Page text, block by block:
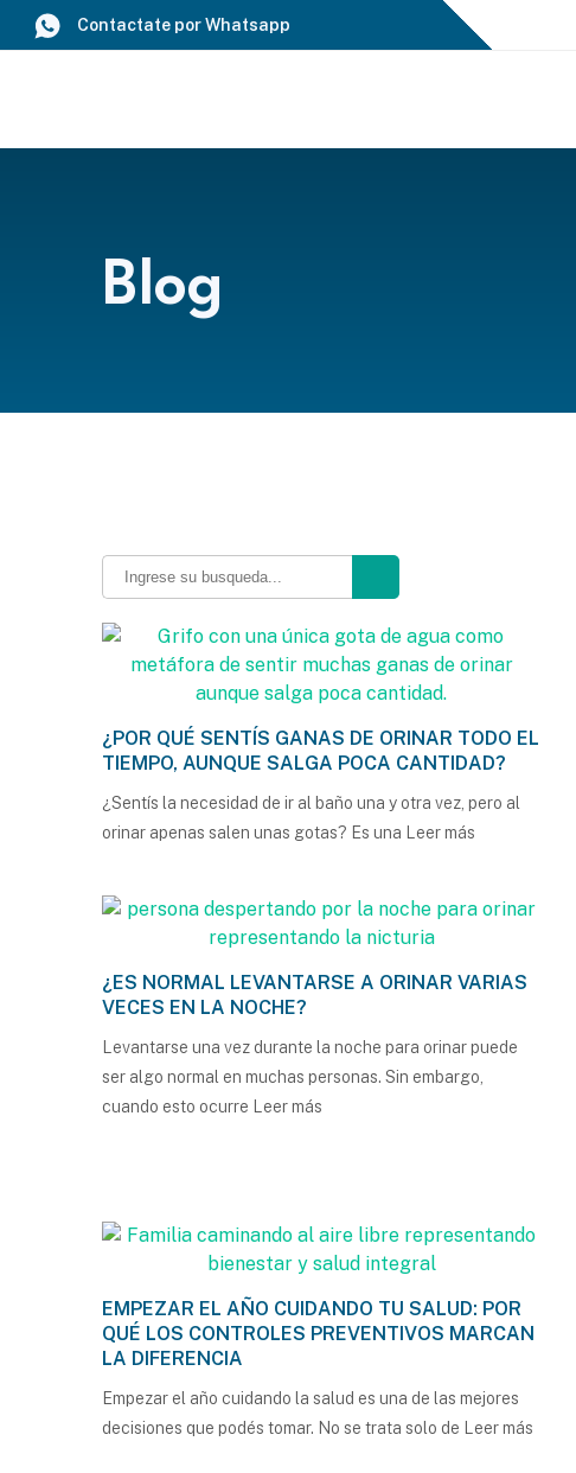
Saltar
Contactate por Whatsapp
Blog
¿POR QUÉ SENTÍS GANAS DE ORINAR TODO EL
TIEMPO, AUNQUE SALGA POCA CANTIDAD?
¿Sentís la necesidad de ir al baño una y otra vez, pero al
orinar apenas salen unas gotas? Es una Leer más
¿ES NORMAL LEVANTARSE A ORINAR VARIAS
VECES EN LA NOCHE?
Levantarse una vez durante la noche para orinar puede
ser algo normal en muchas personas. Sin embargo,
cuando esto ocurre Leer más
EMPEZAR EL AÑO CUIDANDO TU SALUD: POR
QUÉ LOS CONTROLES PREVENTIVOS MARCAN
LA DIFERENCIA
Empezar el año cuidando la salud es una de las mejores
decisiones que podés tomar. No se trata solo de Leer más